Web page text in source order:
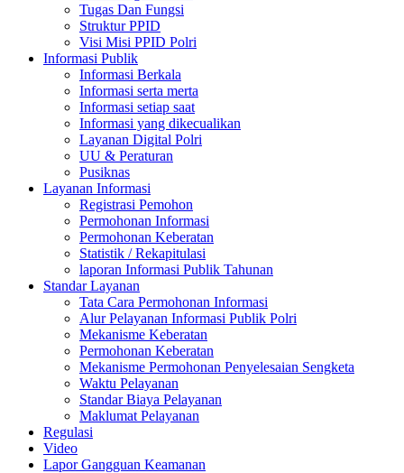
Tugas Dan Fungsi
Struktur PPID
Visi Misi PPID Polri
Informasi Publik
Informasi Berkala
Informasi serta merta
Informasi setiap saat
Informasi yang dikecualikan
Layanan Digital Polri
UU & Peraturan
Pusiknas
Layanan Informasi
Registrasi Pemohon
Permohonan Informasi
Permohonan Keberatan
Statistik / Rekapitulasi
laporan Informasi Publik Tahunan
Standar Layanan
Tata Cara Permohonan Informasi
Alur Pelayanan Informasi Publik Polri
Mekanisme Keberatan
Permohonan Keberatan
Mekanisme Permohonan Penyelesaian Sengketa
Waktu Pelayanan
Standar Biaya Pelayanan
Maklumat Pelayanan
Regulasi
Video
Lapor Gangguan Keamanan